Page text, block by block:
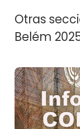
Otras
Belém